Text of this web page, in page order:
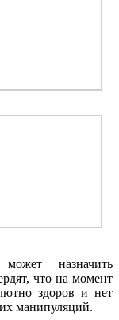
назначить
что на момент
здоров и нет
манипуляций.